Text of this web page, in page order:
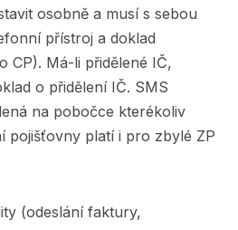
osobně a musí s sebou
přístroj a doklad
CP). Má-li přidělené IČ,
o přidělení IČ. SMS
na pobočce kterékoliv
pojišťovny platí i pro zbylé ZP
(odeslání faktury,